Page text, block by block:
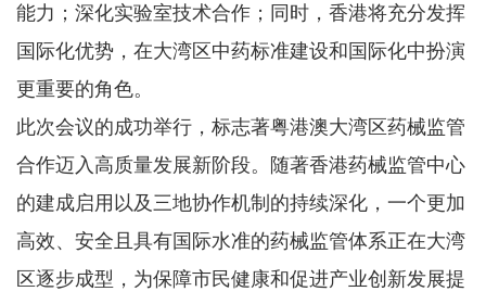
能力；深化实验室技术合作；同时，香港将充分发挥
国际化优势，在大湾区中药标准建设和国际化中扮演
更重要的角色。
此次会议的成功举行，标志著粤港澳大湾区药械监管
合作迈入高质量发展新阶段。随著香港药械监管中心
的建成启用以及三地协作机制的持续深化，一个更加
高效、安全且具有国际水准的药械监管体系正在大湾
区逐步成型，为保障市民健康和促进产业创新发展提